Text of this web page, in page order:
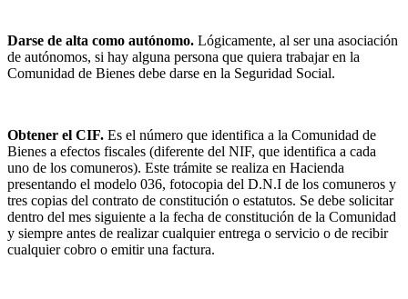
Darse de alta como autónomo. Lógicamente, al ser una asociación
de autónomos, si hay alguna persona que quiera trabajar en la
Comunidad de Bienes debe darse en la Seguridad Social.
Obtener el CIF. Es el número que identifica a la Comunidad de
Bienes a efectos fiscales (diferente del NIF, que identifica a cada
uno de los comuneros). Este trámite se realiza en Hacienda
presentando el modelo 036, fotocopia del D.N.I de los comuneros y
tres copias del contrato de constitución o estatutos. Se debe solicitar
dentro del mes siguiente a la fecha de constitución de la Comunidad
y siempre antes de realizar cualquier entrega o servicio o de recibir
cualquier cobro o emitir una factura.